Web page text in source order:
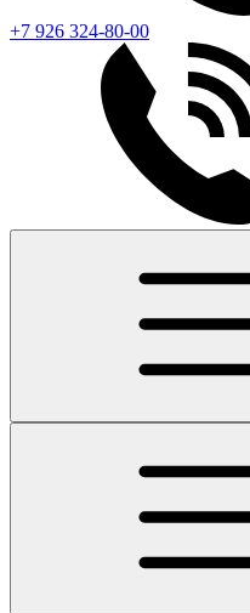
+7 926 324-80-00